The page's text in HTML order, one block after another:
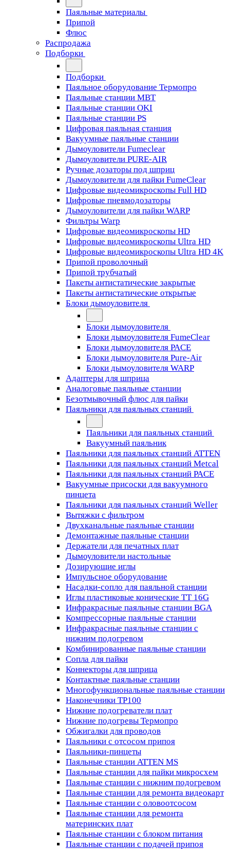
Паяльные материалы
Припой
Флюс
Распродажа
Подборки
Подборки
Паяльное оборудование Термопро
Паяльные станции MBT
Паяльные станции OKI
Паяльные станции PS
Цифровая паяльная станция
Вакуумные паяльные станции
Дымоуловители Fumeclear
Дымоуловители PURE-AIR
Ручные дозаторы под шприц
Дымоуловители для пайки FumeClear
Цифровые видеомикроскопы Full HD
Цифровые пневмодозаторы
Дымоуловители для пайки WARP
Фильтры Warp
Цифровые видеомикроскопы HD
Цифровые видеомикроскопы Ultra HD
Цифровые видеомикроскопы Ultra HD 4K
Припой проволочный
Припой трубчатый
Пакеты антистатические закрытые
Пакеты антистатические открытые
Блоки дымоуловителя
Блоки дымоуловителя
Блоки дымоуловителя FumeClear
Блоки дымоуловителя PACE
Блоки дымоуловителя Pure-Air
Блоки дымоуловителя WARP
Адаптеры для шприца
Аналоговые паяльные станции
Безотмывочный флюс для пайки
Паяльники для паяльных станций
Паяльники для паяльных станций
Вакуумный паяльник
Паяльники для паяльных станций ATTEN
Паяльники для паяльных станций Metcal
Паяльники для паяльных станций PACE
Вакуумные присоски для вакуумного
пинцета
Паяльники для паяльных станций Weller
Вытяжки с фильтром
Двухканальные паяльные станции
Демонтажные паяльные станции
Держатели для печатных плат
Дымоуловители настольные
Дозирующие иглы
Импульсное оборудование
Насадки-сопло для паяльной станции
Иглы пластиковые конические TT 16G
Инфракрасные паяльные станции BGA
Компрессорные паяльные станции
Инфракрасные паяльные станции с
нижним подогревом
Комбинированные паяльные станции
Сопла для пайки
Коннекторы для шприца
Контактные паяльные станции
Многофункциональные паяльные станции
Наконечники TP100
Нижние подогреватели плат
Нижние подогревы Термопро
Обжигалки для проводов
Паяльники с отсосом припоя
Паяльники-пинцеты
Паяльные станции ATTEN MS
Паяльные станции для пайки микросхем
Паяльные станции с нижним подогревом
Паяльные станции для ремонта видеокарт
Паяльные станции с оловоотсосом
Паяльные станции для ремонта
материнских плат
Паяльные станции с блоком питания
Паяльные станции с подачей припоя